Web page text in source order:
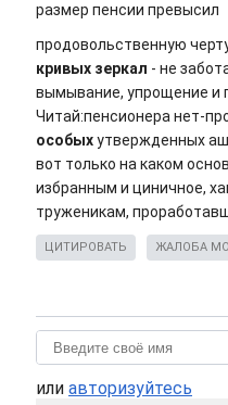
размер пенсии превысил
продовольственную
кривых зеркал - не
вымывание, упрощение и
Читай:пенсионера нет-
особыхутвержденных
вот только на каком
избранным и циничное,
труженикам,
ЦИТИРОВАТЬ ЖАЛОБА
или авторизуйтесь